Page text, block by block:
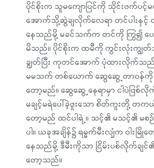
ပိုင်စိုးက သူမကျောပြင်ကို သိုင်းဖက်ပ
အောက်သို့ဆွဲချလိုက်လေရာ တင်ပါးနှင့်
နေသည်မို့ မခင်သက်က တင်ကို ကြွ၍ ပ
မိသည်။ ပိုင်စိုးက ထမီကို ကွင်းလုံးက
ချွတ်ပြီး ကုတင်အောက် ပုံထားလိုက်သ
မမသက် တစ်ယောက် ဆွေဆွေ့တာဝန်ကို
တော့မည်။ ဆွေဆွေ့နေရာမှာ ငါပဲဖြစ်
မချင့်မရဲပေါ်ခဲ့ဖူးသော စိတ်ကူးတို့ တကယ်
တော့မည် ထင်ပါရဲ့။ သင့်၏ မသင့်၏ မစဉ်း
ပါ။ ယခုအချိန်၌ ရမ္မက်မီးလျှံက ဝါးမြို
နေသည်မို့ ဒီမီးကိုသာ ငြိမ်းပစ်လိုက်ချင်
တော့သည်။